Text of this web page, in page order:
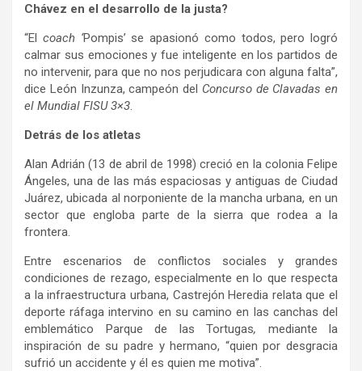
Chávez en el desarrollo de la justa?
“El coach ‘Pompis’ se apasionó como todos, pero logró
calmar sus emociones y fue inteligente en los partidos de
no intervenir, para que no nos perjudicara con alguna falta”,
dice León Inzunza, campeón del Concurso de Clavadas en
el Mundial FISU 3×3.
Detrás de los atletas
Alan Adrián (13 de abril de 1998) creció en la colonia Felipe
Ángeles, una de las más espaciosas y antiguas de Ciudad
Juárez, ubicada al norponiente de la mancha urbana, en un
sector que engloba parte de la sierra que rodea a la
frontera.
Entre escenarios de conflictos sociales y grandes
condiciones de rezago, especialmente en lo que respecta
a la infraestructura urbana, Castrejón Heredia relata que el
deporte ráfaga intervino en su camino en las canchas del
emblemático Parque de las Tortugas, mediante la
inspiración de su padre y hermano, “quien por desgracia
sufrió un accidente y él es quien me motiva”.